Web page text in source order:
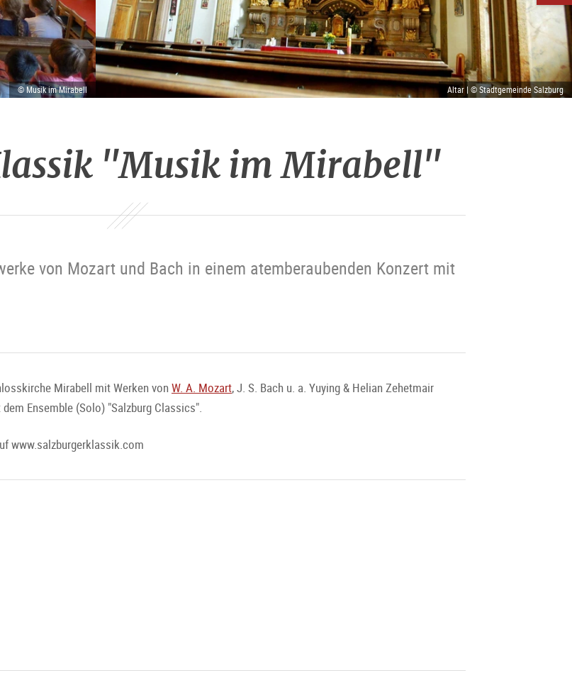
© Musik im Mirabell Altar | © Stadtgemeinde Salzburg
"Musik im Mirabell"
von Mozart und Bach in einem atemberaubenden Konzert mit
Mirabell mit Werken von W. A. Mozart, J. S. Bach u. a. Yuying & Helian Zehetmair
Ensemble (Solo) "Salzburg Classics".
www.salzburgerklassik.com